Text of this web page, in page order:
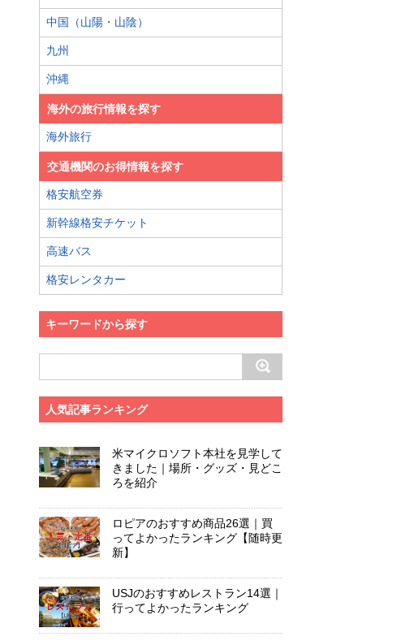
中国（山陽・山陰）
九州
沖縄
海外の旅行情報を探す
海外旅行
交通機関のお得情報を探す
格安航空券
新幹線格安チケット
高速バス
格安レンタカー
キーワードから探す
人気記事ランキング
米マイクロソフト本社を見学して
きました｜場所・グッズ・見どこ
ろを紹介
ロピアのおすすめ商品26選｜買
ってよかったランキング【随時更
新】
USJのおすすめレストラン14選｜
行ってよかったランキング